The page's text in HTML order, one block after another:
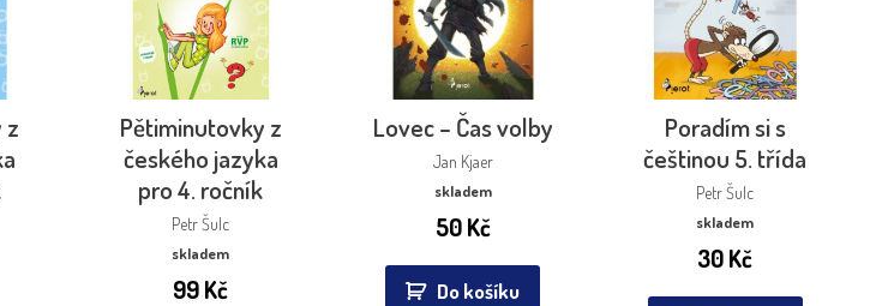
z
Pětiminutovky z
českého jazyka
pro 4. ročník
Petr Šulc
skladem
99Kč
Lovec – Čas volby
Jan Kjaer
skladem
50Kč
Do košíku
Poradím si s
češtinou 5. třída
Petr Šulc
skladem
30Kč